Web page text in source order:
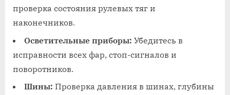
проверка состояния рулевых тяг и
наконечников.
Осветительные приборы: Убедитесь в
исправности всех фар, стоп-сигналов и
поворотников.
Шины: Проверка давления в шинах, глубины